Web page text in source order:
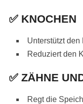
✅ KNOCHEN
Unterstützt
Reduziert den
✅ ZÄHNE
Regt die